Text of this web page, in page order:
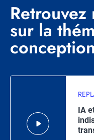
sur la
IA